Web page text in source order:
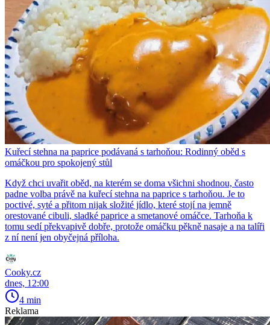
Kuřecí stehna na paprice podávaná s tarhoňou: Rodinný oběd s
omáčkou pro spokojený stůl
Když chci uvařit oběd, na kterém se doma všichni shodnou, často
padne volba právě na kuřecí stehna na paprice s tarhoňou. Je to
poctivé, syté a přitom nijak složité jídlo, které stojí na jemně
orestované cibuli, sladké paprice a smetanové omáčce. Tarhoňa k
tomu sedí překvapivě dobře, protože omáčku pěkně nasaje a na talíři
z ní není jen obyčejná příloha.
Cooky.cz
dnes, 12:00
4 min
Reklama